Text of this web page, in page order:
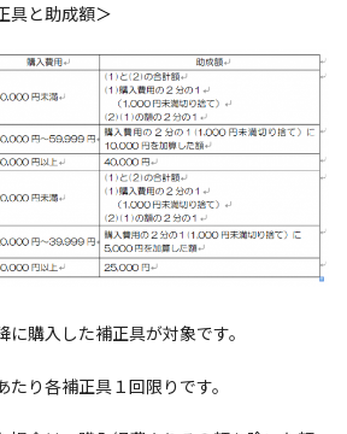
具と助成額＞
購入した補正具が対象です。
り各補正具１回限りです。